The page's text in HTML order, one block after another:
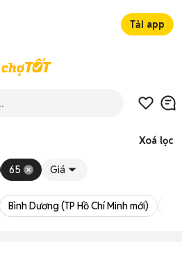
Tải app
Xoá lọc
65 Giá
Bình Dương (TP Hồ Chí Minh mới)